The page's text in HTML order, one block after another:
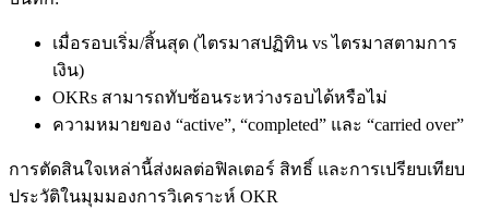
เมื่อรอบเริ่ม/สิ้นสุด (ไตรมาสปฏิทิน vs ไตรมาสตามการ
เงิน)
OKRs สามารถทับซ้อนระหว่างรอบได้หรือไม่
ความหมายของ “active”, “completed” และ “carried over”
การตัดสินใจเหล่านี้ส่งผลต่อฟิลเตอร์ สิทธิ์ และการเปรียบเทียบ
ประวัติในมุมมองการวิเคราะห์ OKR